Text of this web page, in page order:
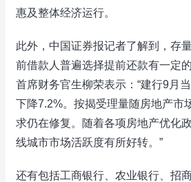
惠及整体经济运行。
此外，中国证券报记者了解到，存
前借款人普遍选择提前还款有一定
首席财务官生柳荣表示：“建行9月
下降7.2%。按揭受理量随房地产市
求仍在修复。随着各项房地产优化
线城市市场活跃度有所好转。”
还有包括工商银行、农业银行、招